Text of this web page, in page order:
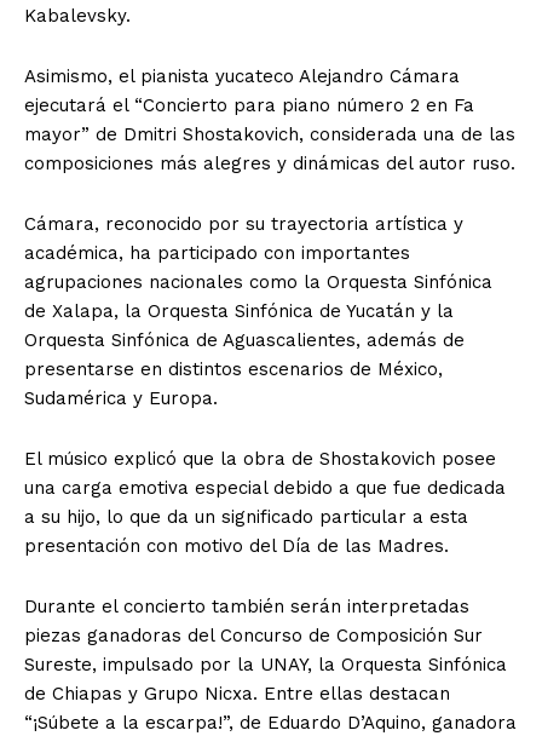
Kabalevsky.
Asimismo, el pianista yucateco Alejandro Cámara
ejecutará el “Concierto para piano número 2 en Fa
mayor” de Dmitri Shostakovich, considerada una de las
composiciones más alegres y dinámicas del autor ruso.
Cámara, reconocido por su trayectoria artística y
académica, ha participado con importantes
agrupaciones nacionales como la Orquesta Sinfónica
de Xalapa, la Orquesta Sinfónica de Yucatán y la
Orquesta Sinfónica de Aguascalientes, además de
presentarse en distintos escenarios de México,
Sudamérica y Europa.
El músico explicó que la obra de Shostakovich posee
una carga emotiva especial debido a que fue dedicada
a su hijo, lo que da un significado particular a esta
presentación con motivo del Día de las Madres.
Durante el concierto también serán interpretadas
piezas ganadoras del Concurso de Composición Sur
Sureste, impulsado por la UNAY, la Orquesta Sinfónica
de Chiapas y Grupo Nicxa. Entre ellas destacan
“¡Súbete a la escarpa!”, de Eduardo D’Aquino, ganadora